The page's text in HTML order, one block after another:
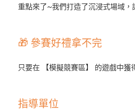
重點來了~我們打造了沉浸式場域
🎁 參賽好禮拿不完
只要在 【模擬競賽區】 的遊戲中
指導單位